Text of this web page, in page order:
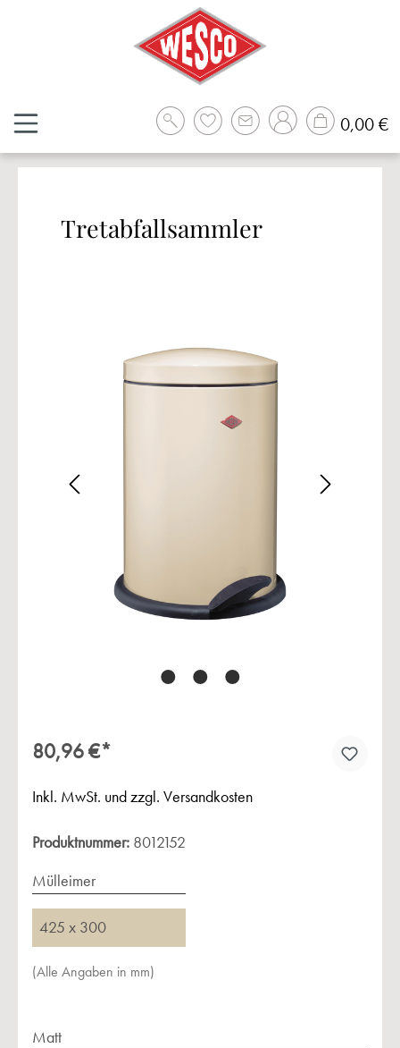
0,00 €
Tretabfallsammler
Bildergalerie überspringen
80,96 €*
Inkl. MwSt. und zzgl. Versandkosten
Produktnummer: 8012152
Mülleimer
425 x 300
(Alle Angaben in mm)
Matt